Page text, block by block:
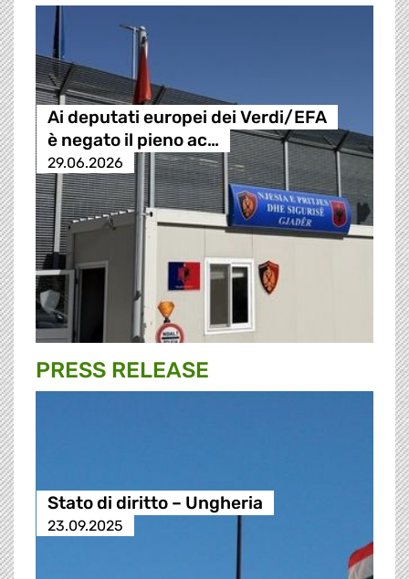
Ai deputati europei dei Verdi/EFA
è negato il pieno ac…
29.06.2026
PRESS RELEASE
Stato di diritto – Ungheria
23.09.2025